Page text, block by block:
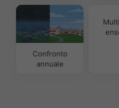
Confronto
annuale